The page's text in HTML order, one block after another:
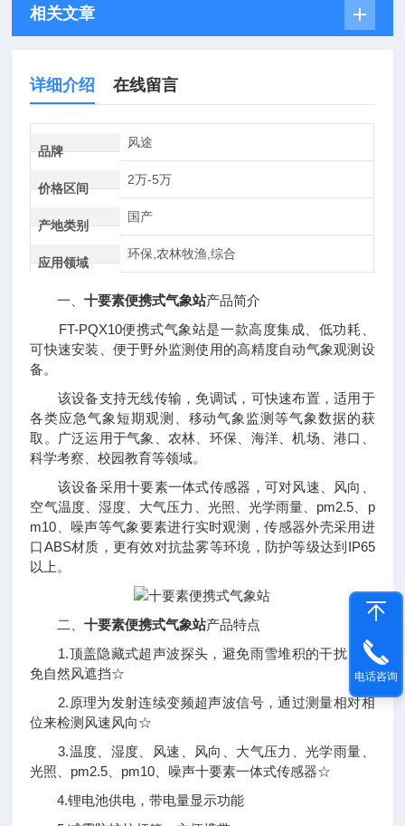
相关文章
详细介绍 在线留言
品牌
风途
价格区间
2万-5万
产地类别
国产
应用领域
环保,农林牧渔,综合
一、十要素便携式气象站产品简介
FT-PQX10便携式气象站是一款高度集成、低功耗、
可快速安装、便于野外监测使用的高精度自动气象观测设
备。
该设备支持无线传输，免调试，可快速布置，适用于
各类应急气象短期观测、移动气象监测等气象数据的获
取。广泛运用于气象、农林、环保、海洋、机场、港口、
科学考察、校园教育等领域。
该设备采用十要素一体式传感器，可对风速、风向、
空气温度、湿度、大气压力、光照、光学雨量、pm2.5、p
m10、噪声等气象要素进行实时观测，传感器外壳采用进
口ABS材质，更有效对抗盐雾等环境，防护等级达到IP65
以上。
二、十要素便携式气象站产品特点
1.顶盖隐藏式超声波探头，避免雨雪堆积的干扰，避
免自然风遮挡☆
2.原理为发射连续变频超声波信号，通过测量相对相
位来检测风速风向☆
3.温度、湿度、风速、风向、大气压力、光学雨量、
光照、pm2.5、pm10、噪声十要素一体式传感器☆
4.锂电池供电，带电量显示功能
电话咨询